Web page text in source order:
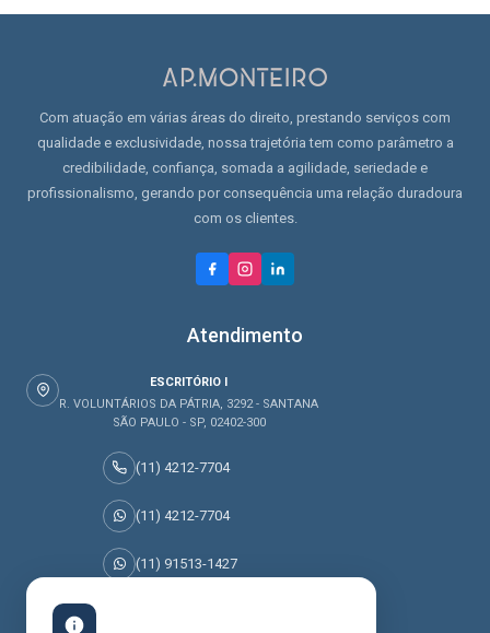
Com atuação em várias áreas do direito, prestando serviços com
qualidade e exclusividade, nossa trajetória tem como parâmetro a
credibilidade, confiança, somada a agilidade, seriedade e
profissionalismo, gerando por consequência uma relação duradoura
com os clientes.
Atendimento
ESCRITÓRIO I
R. VOLUNTÁRIOS DA PÁTRIA, 3292 - SANTANA
SÃO PAULO - SP, 02402-300
(11) 4212-7704
(11) 4212-7704
(11) 91513-1427